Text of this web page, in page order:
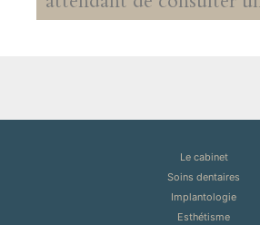
Le cabinet
Soins dentaires
Implantologie
Esthétisme